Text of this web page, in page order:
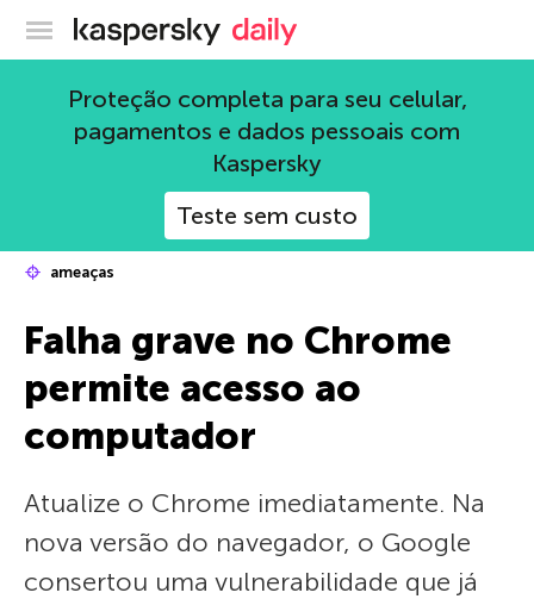
Blog oficial da Kaspersky
Proteção completa para seu celular,
pagamentos e dados pessoais com
Kaspersky
Teste sem custo
ameaças
Falha grave no Chrome
permite acesso ao
computador
Atualize o Chrome imediatamente. Na
nova versão do navegador, o Google
consertou uma vulnerabilidade que já